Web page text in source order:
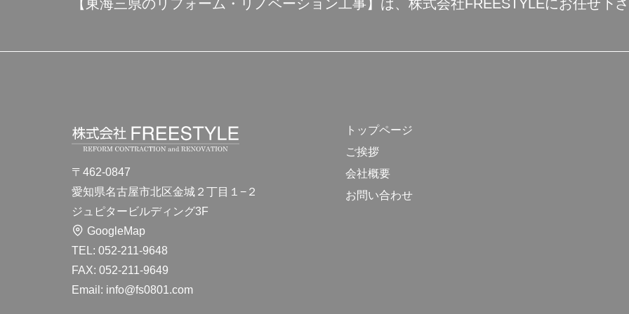
【東海三県のリフォーム・リノベーション工事】は、 株式会社FREESTYLEにお任せ下
〒462-0847
愛知県名古屋市北区金城２丁目１−２
ジュピタービルディング3F
GoogleMap
TEL: 052-211-9648
FAX: 052-211-9649
Email: info@fs0801.com
トップページ
ご挨拶
会社概要
お問い合わせ